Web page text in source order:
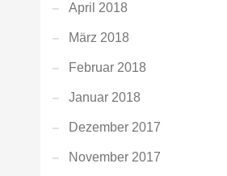
April 2018
März 2018
Februar 2018
Januar 2018
Dezember 2017
November 2017